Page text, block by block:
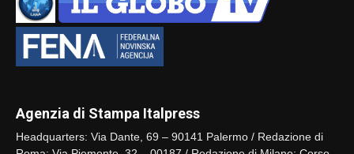
Agenzia di Stampa Italpress
Headquarters: Via Dante, 69 – 90141 Palermo / Redazione di